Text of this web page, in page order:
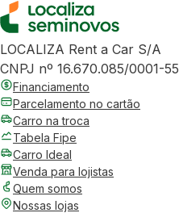
LOCALIZA Rent a Car S/A
CNPJ nº 16.670.085/0001-55
Financiamento
Parcelamento no cartão
Carro na troca
Tabela Fipe
Carro Ideal
Venda para lojistas
Quem somos
Nossas lojas